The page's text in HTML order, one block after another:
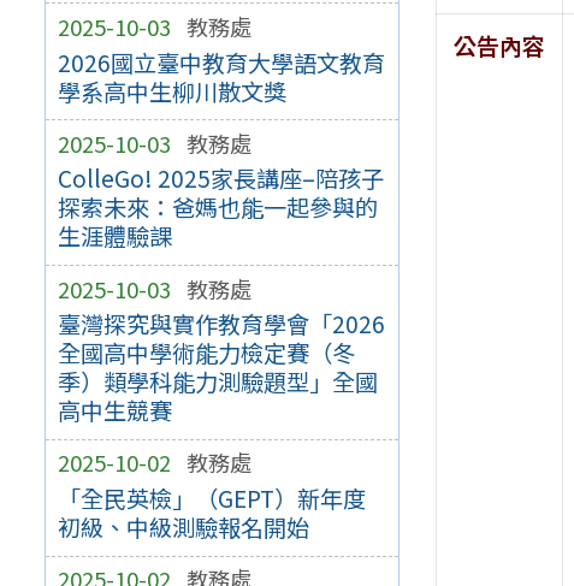
2025-10-03 教務處
2026國立臺中教育大學語文教育
學系高中生柳川散文獎
2025-10-03 教務處
ColleGo! 2025家長講座–陪孩子
探索未來：爸媽也能一起參與的
生涯體驗課
2025-10-03 教務處
臺灣探究與實作教育學會「2026
全國高中學術能力檢定賽（冬
季）類學科能力測驗題型」全國
高中生競賽
2025-10-02 教務處
「全民英檢」（GEPT）新年度
初級、中級測驗報名開始
2025-10-02 教務處
公告內容